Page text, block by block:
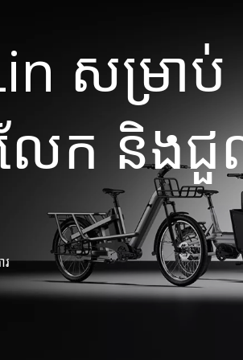
សម្រាប់
លែក និង
រ